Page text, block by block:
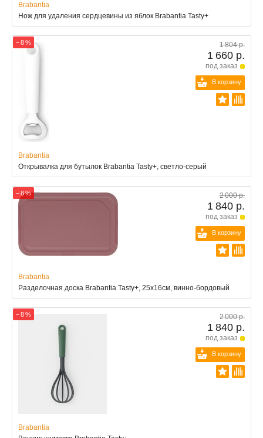
Brabantia
Нож для удаления сердцевины из яблок Brabantia Tasty+
− 8 % 1 804 р.
1 660 р.
под заказ
В корзину
Brabantia
Открывалка для бутылок Brabantia Tasty+, светло-серый
− 8 % 2 000 р.
1 840 р.
под заказ
В корзину
Brabantia
Разделочная доска Brabantia Tasty+, 25x16см, винно-бордовый
− 8 % 2 000 р.
1 840 р.
под заказ
В корзину
Brabantia